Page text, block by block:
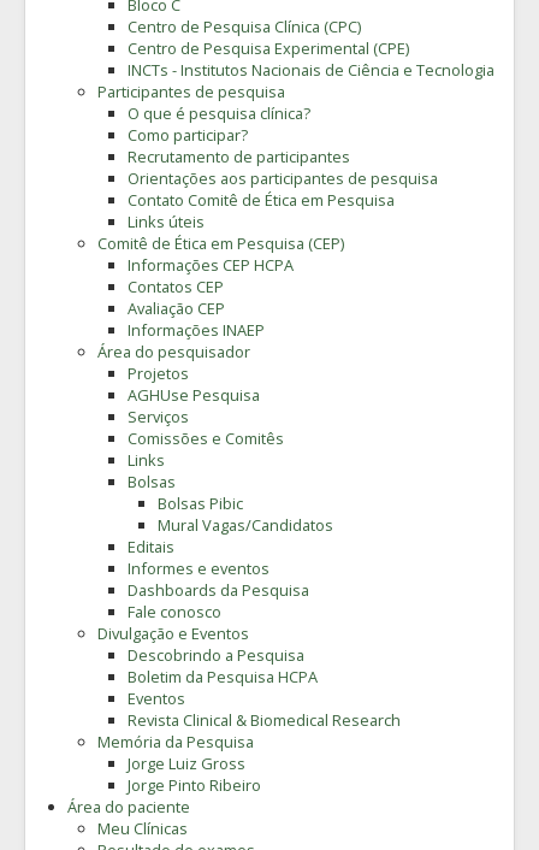
Bloco C
Centro de Pesquisa Clínica (CPC)
Centro de Pesquisa Experimental (CPE)
INCTs - Institutos Nacionais de Ciência e Tecnologia
Participantes de pesquisa
O que é pesquisa clínica?
Como participar?
Recrutamento de participantes
Orientações aos participantes de pesquisa
Contato Comitê de Ética em Pesquisa
Links úteis
Comitê de Ética em Pesquisa (CEP)
Informações CEP HCPA
Contatos CEP
Avaliação CEP
Informações INAEP
Área do pesquisador
Projetos
AGHUse Pesquisa
Serviços
Comissões e Comitês
Links
Bolsas
Bolsas Pibic
Mural Vagas/Candidatos
Editais
Informes e eventos
Dashboards da Pesquisa
Fale conosco
Divulgação e Eventos
Descobrindo a Pesquisa
Boletim da Pesquisa HCPA
Eventos
Revista Clinical & Biomedical Research
Memória da Pesquisa
Jorge Luiz Gross
Jorge Pinto Ribeiro
Área do paciente
Meu Clínicas